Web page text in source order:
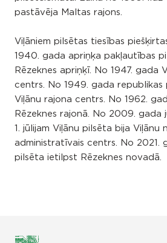
pastāvēja Maltas rajons.
Viļāniem pilsētas tiesības
1940. gada apriņķa pakļautības
Rēzeknes apriņķī. No 1947. gada
centrs. No 1949. gada republikas
Viļānu rajona centrs. No 1962.
Rēzeknes rajonā. No 2009. gada
1. jūlijam Viļānu pilsēta bija Viļānu
administratīvais centrs. No 2021.
pilsēta ietilpst Rēzeknes novadā.